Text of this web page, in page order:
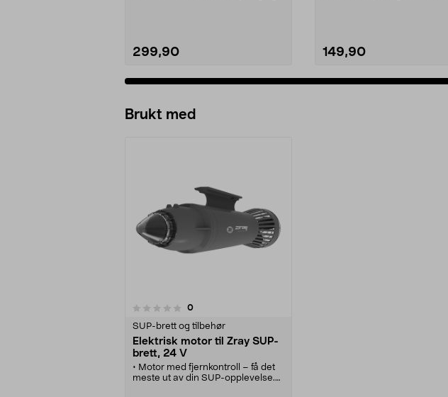
299,90 149,90
Brukt med
0anmeldelser
SUP-brett og tilbehør
Elektrisk motor til Zray SUP-
brett, 24 V
• Motor med fjernkontroll – få det
meste ut av din SUP-opplevelse.